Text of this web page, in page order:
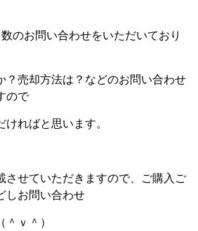
のお問い合わせをいただいており
？売却方法は？などのお問い合わせ
ので
ればと思います。
させていただきますので、ご購入ご
しお問い合わせ
ｖ＾）